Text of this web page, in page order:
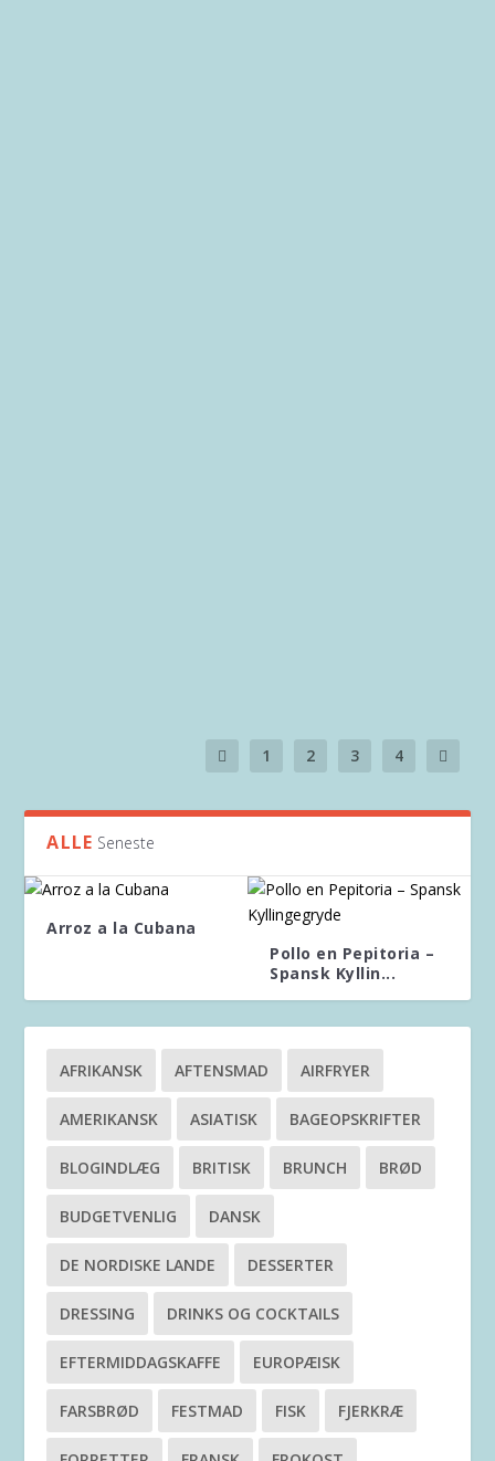
1 2 3 4
ALLE Seneste
Arroz a la Cubana
Pollo en Pepitoria –
Spansk Kyllin...
AFRIKANSK AFTENSMAD AIRFRYER
AMERIKANSK ASIATISK BAGEOPSKRIFTER
BLOGINDLÆG BRITISK BRUNCH BRØD
BUDGETVENLIG DANSK
DE NORDISKE LANDE DESSERTER
DRESSING DRINKS OG COCKTAILS
EFTERMIDDAGSKAFFE EUROPÆISK
FARSBRØD FESTMAD FISK FJERKRÆ